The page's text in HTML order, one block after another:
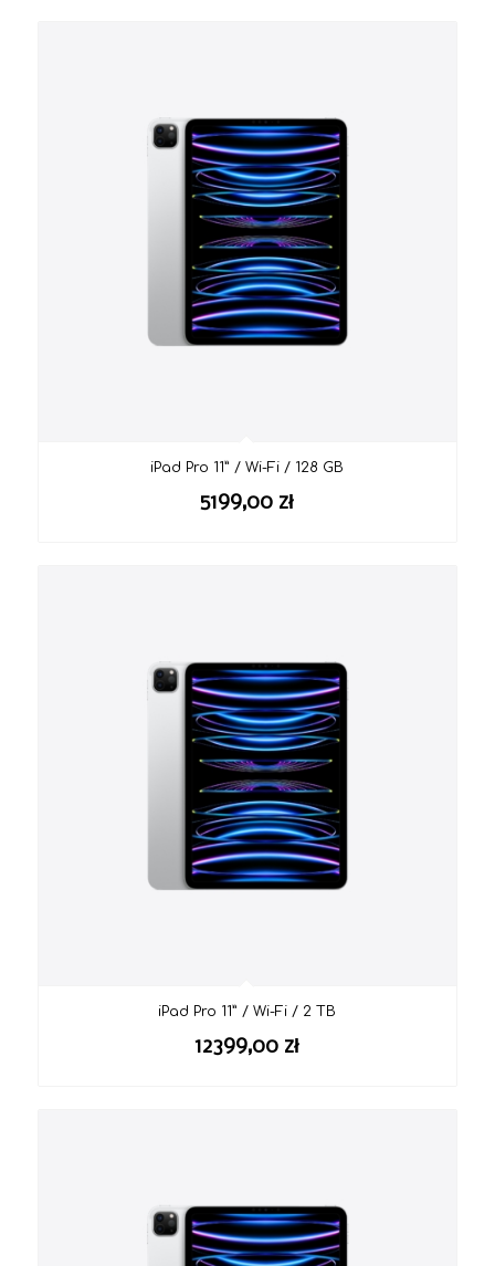
iPad Pro 11” / Wi-Fi / 128 GB
5199,00 zł
iPad Pro 11” / Wi-Fi / 2 TB
12399,00 zł